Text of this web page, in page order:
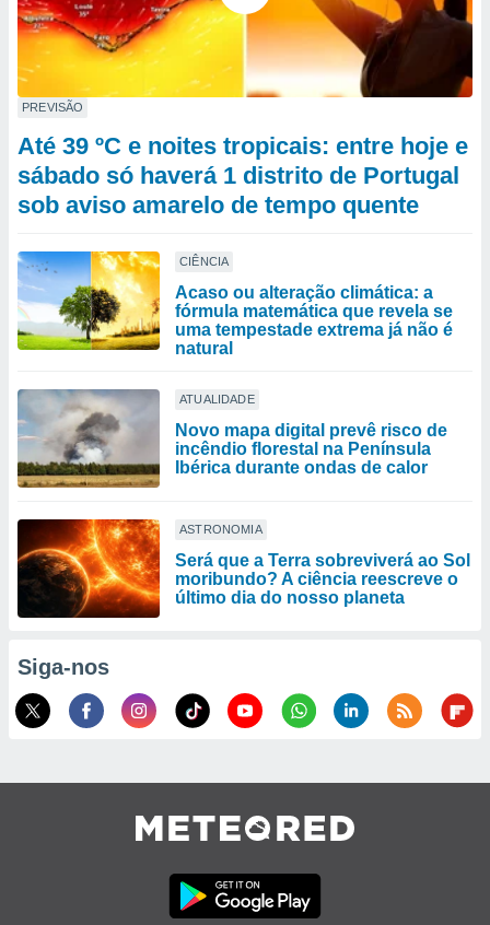
PREVISÃO
Até 39 ºC e noites tropicais: entre hoje e
sábado só haverá 1 distrito de Portugal
sob aviso amarelo de tempo quente
CIÊNCIA
Acaso ou alteração climática: a
fórmula matemática que revela se
uma tempestade extrema já não é
natural
ATUALIDADE
Novo mapa digital prevê risco de
incêndio florestal na Península
Ibérica durante ondas de calor
ASTRONOMIA
Será que a Terra sobreviverá ao Sol
moribundo? A ciência reescreve o
último dia do nosso planeta
Siga-nos